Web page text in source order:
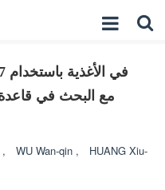
, WU Wan-qin ,
HUANG Xiu-